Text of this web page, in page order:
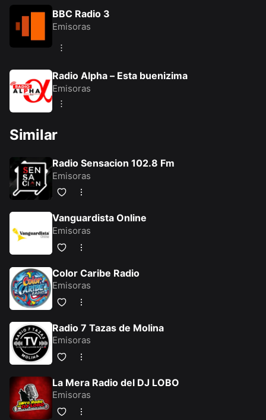
BBC Radio 3
Emisoras
Radio Alpha – Esta buenizima
Emisoras
Similar
Radio Sensacion 102.8 Fm
Emisoras
Vanguardista Online
Emisoras
Color Caribe Radio
Emisoras
Radio 7 Tazas de Molina
Emisoras
La Mera Radio del DJ LOBO
Emisoras